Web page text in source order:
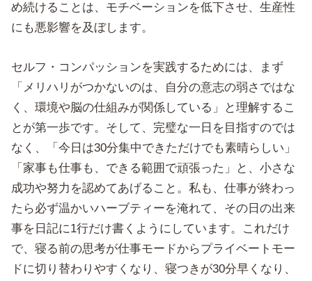
め続けることは、モチベーションを低下させ、生産性
にも悪影響を及ぼします。
セルフ・コンパッションを実践するためには、まず
「メリハリがつかないのは、自分の意志の弱さではな
く、環境や脳の仕組みが関係している」と理解するこ
とが第一歩です。そして、完璧な一日を目指すのでは
なく、「今日は30分集中できただけでも素晴らしい」
「家事も仕事も、できる範囲で頑張った」と、小さな
成功や努力を認めてあげること。私も、仕事が終わっ
たら必ず温かいハーブティーを淹れて、その日の出来
事を日記に1行だけ書くようにしています。これだけ
で、寝る前の思考が仕事モードからプライベートモー
ドに切り替わりやすくなり、寝つきが30分早くなり、